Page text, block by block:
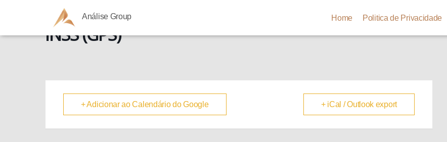
Análise Group Home Politica de Privacidade
INSS (GPS)
+ Adicionar ao Calendário do Google + iCal / Outlook export